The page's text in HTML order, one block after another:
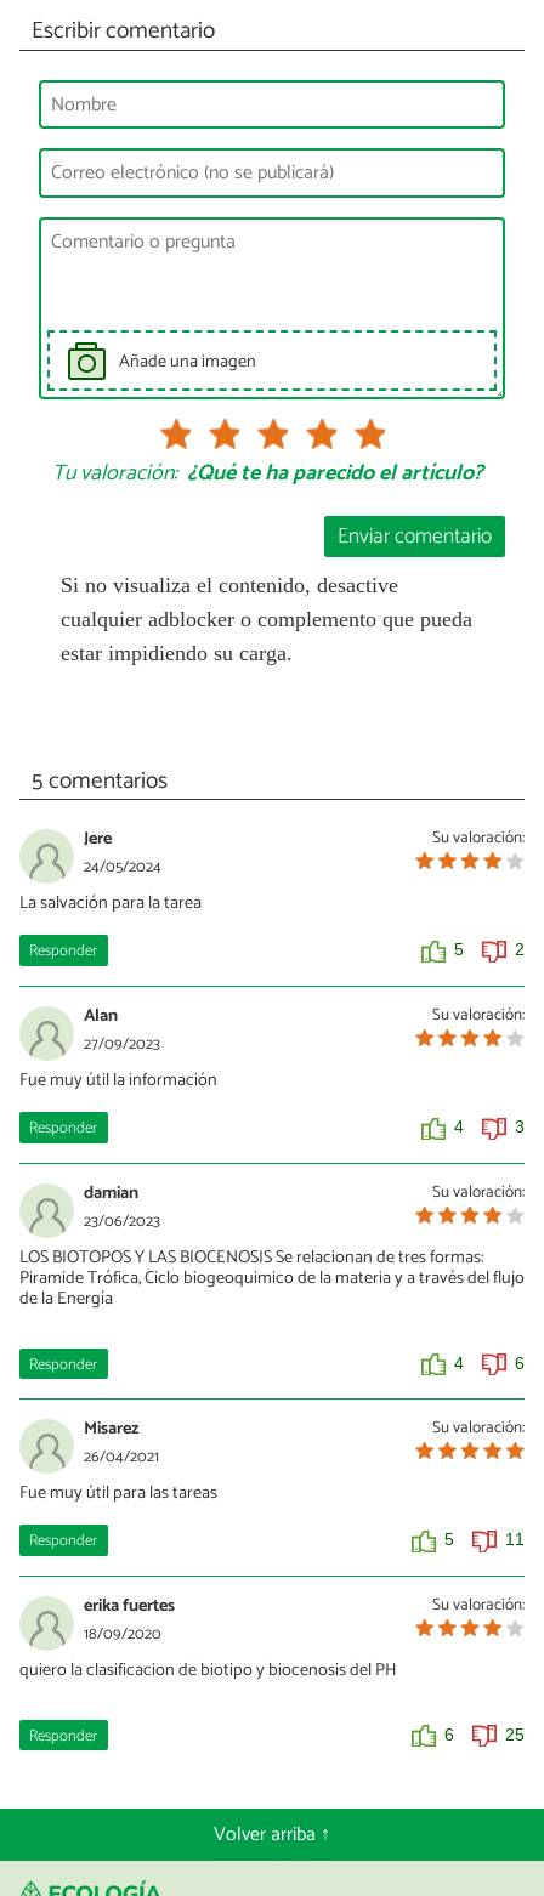
Escribir comentario
Añade una imagen
Tu valoración: ¿Qué te ha parecido el artículo?
Enviar comentario
Si no visualiza el contenido, desactive
cualquier adblocker o complemento que pueda
estar impidiendo su carga.
5 comentarios
Su valoración:
Jere
24/05/2024
La salvación para la tarea
Responder 5 2
Su valoración:
Alan
27/09/2023
Fue muy útil la información
Responder 4 3
Su valoración:
damian
23/06/2023
LOS BIOTOPOS Y LAS BIOCENOSIS Se relacionan de tres formas:
Piramide Trófica, Ciclo biogeoquimico de la materia y a través del flujo
de la Energía
Responder 4 6
Su valoración:
Misarez
26/04/2021
Fue muy útil para las tareas
Responder 5 11
Su valoración:
erika fuertes
18/09/2020
quiero la clasificacion de biotipo y biocenosis del PH
Responder 6 25
Volver arriba ↑